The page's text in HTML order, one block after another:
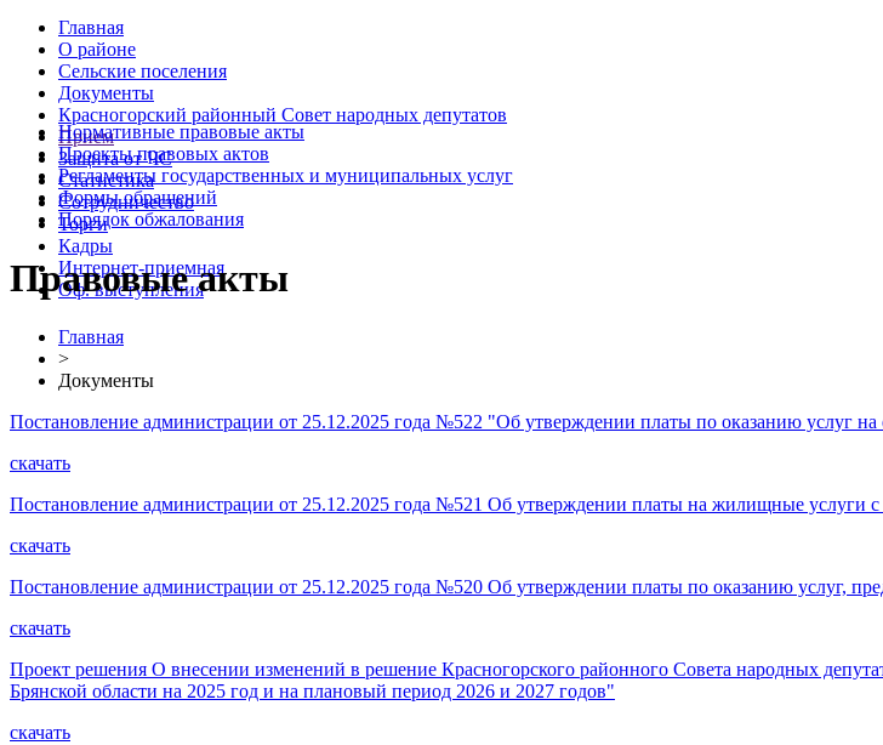
Главная
О районе
Сельские поселения
Документы
Красногорский районный Совет народных депутатов
Прием
Защита от ЧС
Статистика
Сотрудничество
Торги
Кадры
Интернет-приемная
Оф. выступления
Нормативные правовые акты
Проекты правовых актов
Регламенты государственных и муниципальных услуг
Формы обращений
Порядок обжалования
Правовые акты
Главная
>
Документы
Постановление администрации от 25.12.2025 года №522 "Об утверждении платы по оказанию услуг
скачать
Постановление администрации от 25.12.2025 года №521 Об утверждении платы на жилищные услуги с
скачать
Постановление администрации от 25.12.2025 года №520 Об утверждении платы по оказанию услуг,
скачать
Проект решения О внесении изменений в решение Красногорского районного Совета народных
Брянской области на 2025 год и на плановый период 2026 и 2027 годов"
скачать